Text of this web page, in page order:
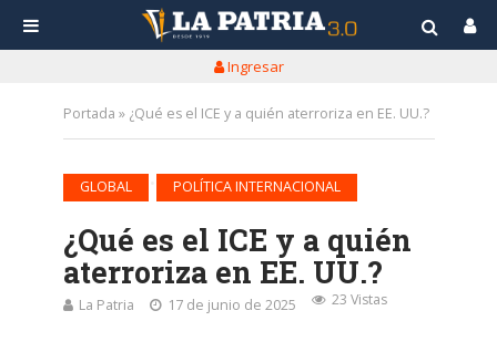
Ingresar
Portada » ¿Qué es el ICE y a quién aterroriza en EE. UU.?
GLOBAL POLÍTICA INTERNACIONAL
¿Qué es el ICE y a quién
aterroriza en EE. UU.?
La Patria 17 de junio de 2025 23 Vistas